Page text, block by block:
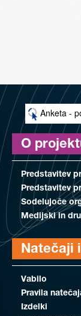
Anketa -
O
Predstavitev
Predstavitev
Sodelujoče
Medijski in
Natečaji
Vabilo
Pravila
Izdelki